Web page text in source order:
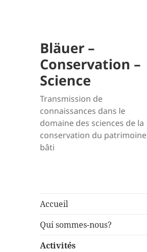
Bläuer –
Conservation –
Science
Transmission de
connaissances dans le
domaine des sciences de la
conservation du patrimoine
bâti
Accueil
Qui sommes-nous?
Activités